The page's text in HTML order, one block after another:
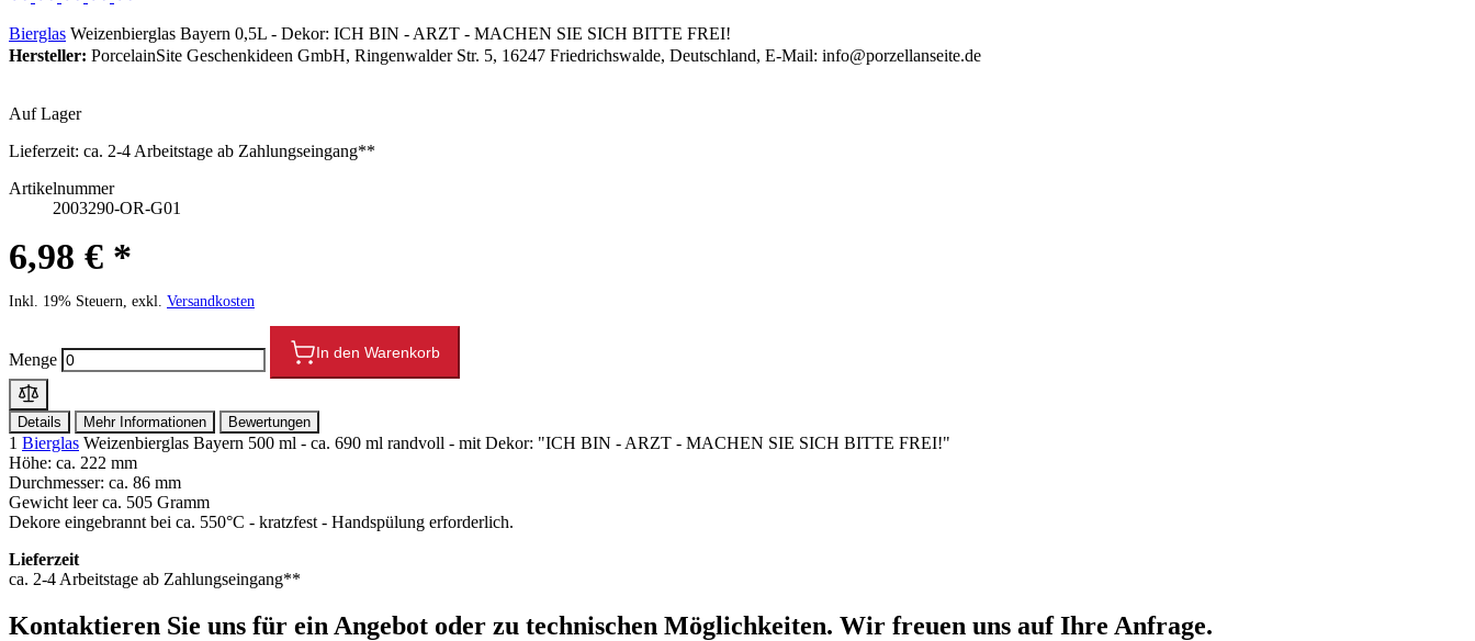
Bierglas Weizenbierglas Bayern 0,5L - Dekor: ICH BIN - ARZT - MACHEN SIE SICH BITTE FREI!
Hersteller: PorcelainSite Geschenkideen GmbH, Ringenwalder Str. 5, 16247 Friedrichswalde, Deutschland, E-Mail: info@porzellanseite.de
Auf Lager
Lieferzeit: ca. 2-4 Arbeitstage ab Zahlungseingang**
Artikelnummer
2003290-OR-G01
6,98 € *
Inkl. 19% Steuern, exkl. Versandkosten
Menge In den Warenkorb
Details Mehr Informationen Bewertungen
1 Bierglas Weizenbierglas Bayern 500 ml - ca. 690 ml randvoll - mit Dekor: "ICH BIN - ARZT - MACHEN SIE SICH BITTE FREI!"
Höhe: ca. 222 mm
Durchmesser: ca. 86 mm
Gewicht leer ca. 505 Gramm
Dekore eingebrannt bei ca. 550°C - kratzfest - Handspülung erforderlich.
Lieferzeit
ca. 2-4 Arbeitstage ab Zahlungseingang**
Kontaktieren Sie uns für ein Angebot oder zu technischen Möglichkeiten. Wir freuen uns auf Ihre Anfrage.